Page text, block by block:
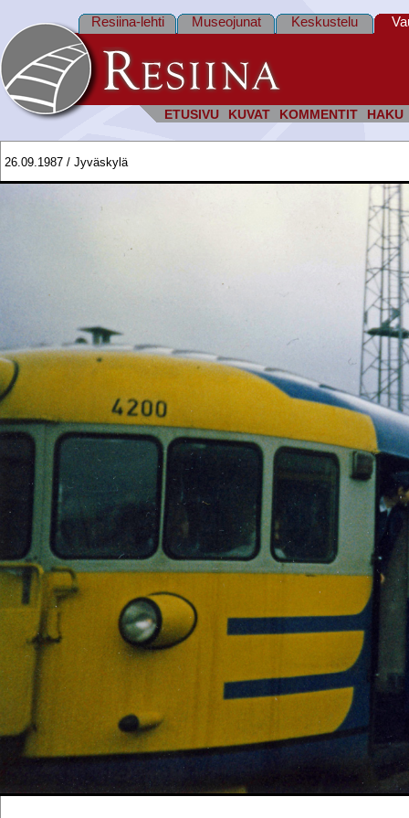
ETUSIVU KUVAT KOMMENTIT HAKU
Resiina-lehti Museojunat Keskustelu
26.09.1987 / Jyväskylä